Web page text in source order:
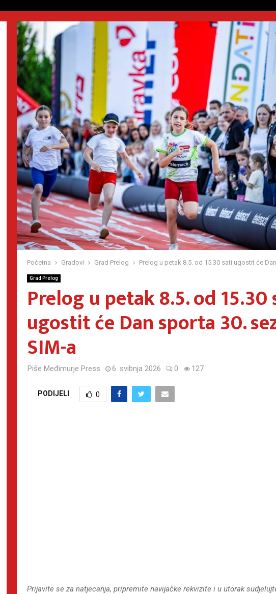
Početna Gradovi Grad Prelog Prelog u petak 8.5. od 15.30 sati ugostit će
Grad Prelog
Prelog u petak 8.5. od 15.30
ugostit će Dan sporta 30.
SIM-a
Piše Međimurje Press 6. svibnja 2026 0 127
PODIJELI 0
Prijavite se za natjecanja, pripremite navijačke rekvizite i u utorak